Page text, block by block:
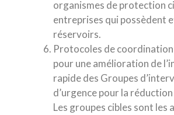
organismes de protection
entreprises qui possèdent
réservoirs.
Protocoles de
pour une amélioration de
rapide des Groupes
d’urgence pour la
Les groupes cibles sont les